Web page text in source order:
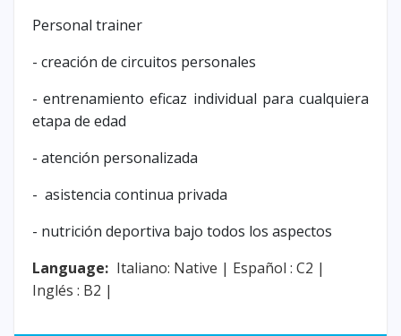
Personal trainer
- creación de circuitos personales
- entrenamiento eficaz individual para cualquiera
etapa de edad
- atención personalizada
- asistencia continua privada
- nutrición deportiva bajo todos los aspectos
Language: Italiano: Native | Español : C2 |
Inglés : B2 |